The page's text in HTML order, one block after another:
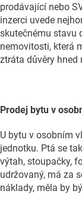
prodávající nebo
inzerci uvede
skutečnému stavu
nemovitosti, která
ztráta důvěry hned
Prodej bytu v
U bytu v osobním
jednotku. Ptá se
výtah, stoupačky,
udržovaný, má za
náklady, měla by